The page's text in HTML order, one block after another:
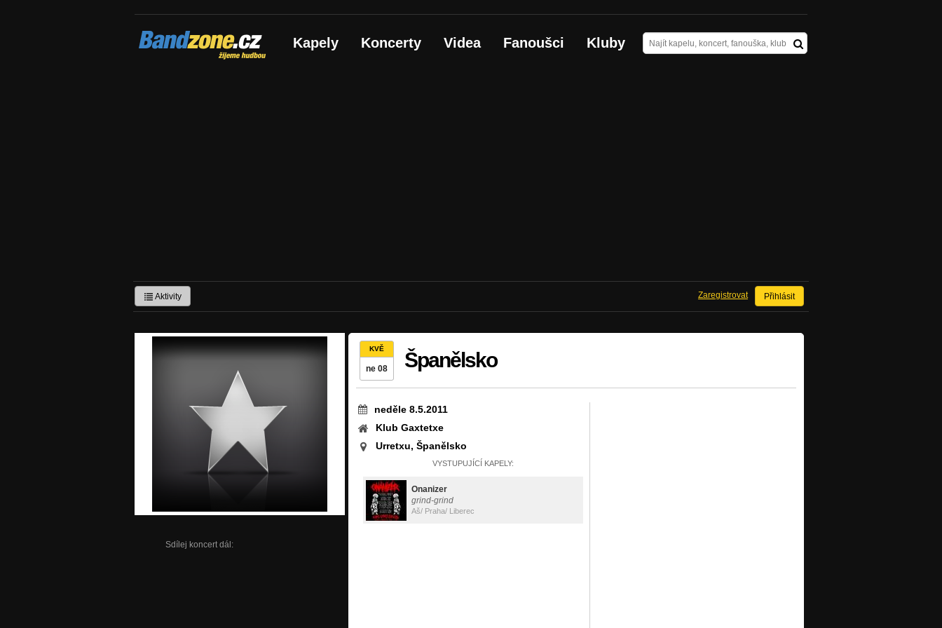
Bandzone.cz
žijeme hudbou Kapely Koncerty Videa Fanoušci Kluby
Aktivity Přihlásit
Zaregistrovat
Sdílej koncert dál:
KVĚ
ne 08 Španělsko
neděle 8.5.2011
Klub Gaxtetxe
Urretxu, Španělsko
VYSTUPUJÍCÍ KAPELY:
Onanizer
grind-grind
Aš/ Praha/ Liberec